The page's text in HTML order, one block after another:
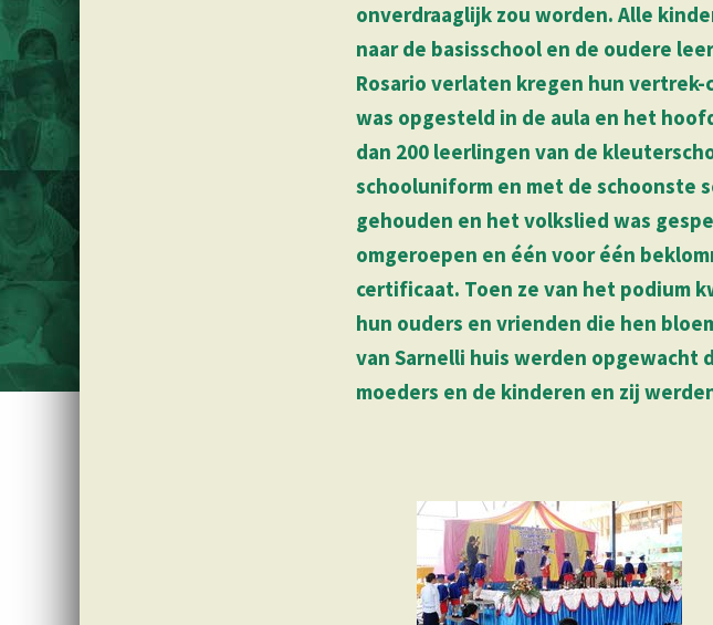
onverdraaglijk zou worden. Alle
naar de basisschool en de oudere
Rosario verlaten kregen hun
was opgesteld in de aula en het
dan 200 leerlingen van de
schooluniform en met de schoonste
gehouden en het volkslied was
omgeroepen en één voor één
certificaat. Toen ze van het podium
hun ouders en vrienden die hen
van Sarnelli huis werden opgewacht
moeders en de kinderen en zij